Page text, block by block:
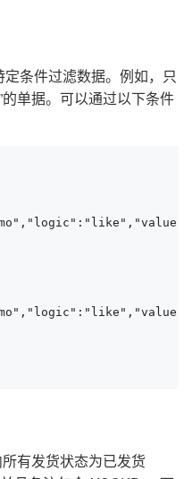
条件过滤数据。例如，只
的单据。可以通过以下条件
有发货状态为已发货